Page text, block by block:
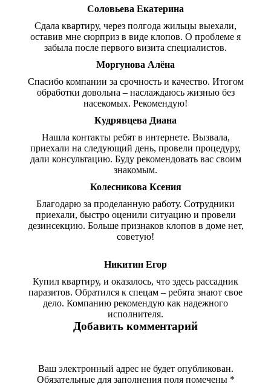
Соловьева Екатерина
Сдала квартиру, через полгода жильцы выехали,
оставив мне сюрприз в виде клопов. О проблеме я
забыла после первого визита специалистов.
Моргунова Алёна
Спасибо компании за срочность и качество. Итогом
обработки довольна – наслаждаюсь жизнью без
насекомых. Рекомендую!
Кудрявцева Диана
Нашла контакты ребят в интернете. Вызвала,
приехали на следующий день, провели процедуру,
дали консультацию. Буду рекомендовать вас своим
знакомым.
Колесникова Ксения
Благодарю за проделанную работу. Сотрудники
приехали, быстро оценили ситуацию и провели
дезинсекцию. Больше признаков клопов в доме нет,
советую!
Никитин Егор
Купил квартиру, и оказалось, что здесь рассадник
паразитов. Обратился к спецам – ребята знают свое
дело. Компанию рекомендую как надежного
исполнителя.
Добавить комментарий
Ваш электронный адрес не будет опубликован.
Обязательные для заполнения поля помечены *